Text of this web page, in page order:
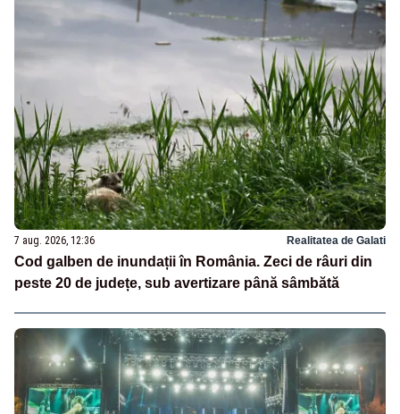
7 aug. 2026, 12:36 Realitatea de Galati
Cod galben de inundații în România. Zeci de râuri din
peste 20 de județe, sub avertizare până sâmbătă